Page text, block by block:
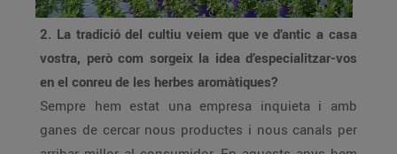
2. La tradició del cultiu veiem que ve d’antic a casa
vostra, però com sorgeix la idea d’especialitzar-vos
en el conreu de les herbes aromàtiques?
Sempre hem estat una empresa inquieta i amb
ganes de cercar nous productes i nous canals per